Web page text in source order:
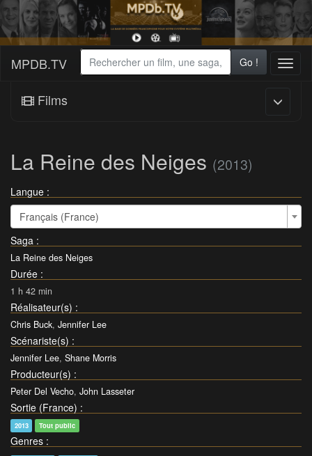
MPDB.TV Go !
Films
La Reine des Neiges (2013)
Langue :
Français (France)
Saga :
La Reine des Neiges
Durée :
1 h 42 min
Réalisateur(s) :
Chris Buck, Jennifer Lee
Scénariste(s) :
Jennifer Lee, Shane Morris
Producteur(s) :
Peter Del Vecho, John Lasseter
Sortie (France) :
2013 Tout public
Genres :